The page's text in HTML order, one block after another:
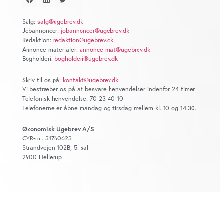
sociale medier, annonceringspartnere og
analysepartnere. Vores partnere kan kombinere disse
data med andre oplysninger, du har givet dem, eller som
de har indsamlet fra din brug af deres tjenester. Du
anvende vores hjemmeside.
Salg: salg@ugebrev.dk
Jobannoncer: jobannoncer@ugebrev.dk
Redaktion: redaktion@ugebrev.dk
Annonce materialer: annonce-mat@ugebrev.dk
Bogholderi: bogholderi@ugebrev.dk
Skriv til os på: kontakt@ugebrev.dk.
Vi bestræber os på at besvare henvendelser indenfor 24 timer.
Telefonisk henvendelse: 70 23 40 10
Telefonerne er åbne mandag og tirsdag mellem kl. 10 og 14.30.
Økonomisk Ugebrev A/S
CVR-nr.: 31760623
Strandvejen 102B, 5. sal
2900 Hellerup